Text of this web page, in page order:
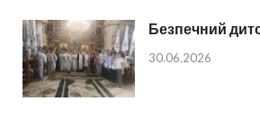
Безпечний
30.06.2026